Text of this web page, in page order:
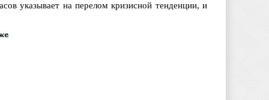
указывает на перелом кризисной тенденции, и